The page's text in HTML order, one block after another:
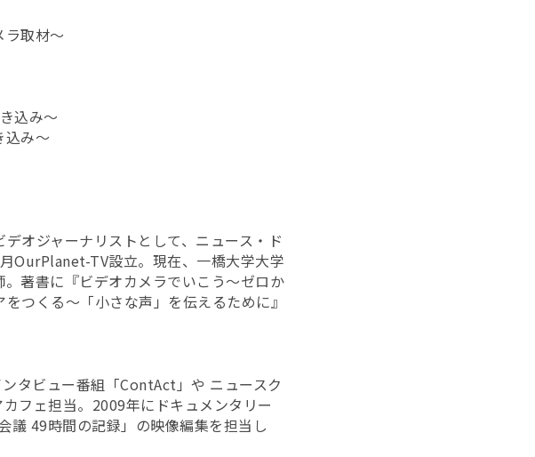
取材～
込み～
込み～
オジャーナリストとして、ニュース・ド
OurPlanet-TV設立。現在、一橋大学大学
著書に『ビデオカメラでいこう～ゼロか
つくる〜「小さな声」を伝えるために』
タビュー番組「ContAct」や ニュースク
フェ担当。2009年にドキュメンタリー
議 49時間の記録」の映像編集を担当し